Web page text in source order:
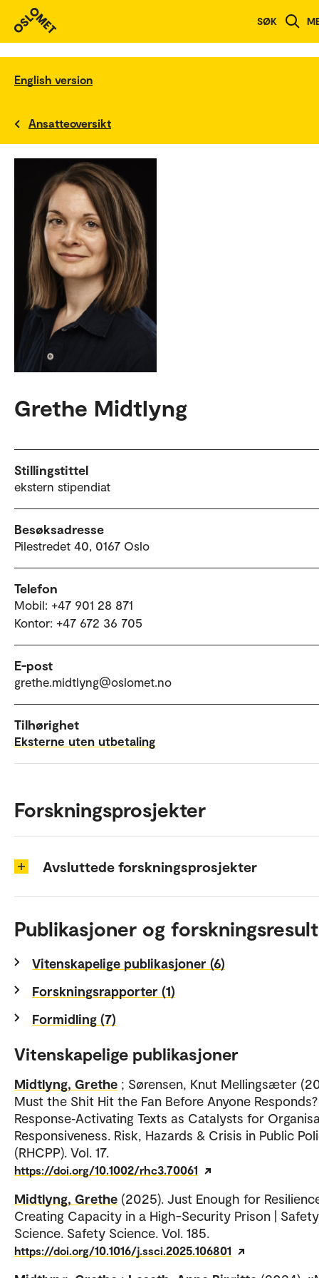
SØK
English version
Ansatteoversikt
Grethe Midtlyng
Stillingstittel
ekstern stipendiat
Besøksadresse
Pilestredet 40, 0167 Oslo
Telefon
Mobil: +47 901 28 871
Kontor: +47 672 36 705
E-post
grethe.midtlyng@oslomet.no
Tilhørighet
Eksterne uten utbetaling
Forskningsprosjekter
Avsluttede forskningsprosjekter
Publikasjoner og
Vitenskapelige publikasjoner (6)
Forskningsrapporter (1)
Formidling (7)
Vitenskapelige publikasjoner
Midtlyng, Grethe ; Sørensen, Knut Mellingsæter
Must the Shit Hit the Fan Before Anyone Responds?
Response‐Activating Texts as Catalysts for
Responsiveness. Risk, Hazards & Crisis in Public
(RHCPP). Vol. 17.
https://doi.org/10.1002/rhc3.70061
Midtlyng, Grethe (2025). Just Enough for
Creating Capacity in a High-Security Prison | Safety
Science. Safety Science. Vol. 185.
https://doi.org/10.1016/j.ssci.2025.106801